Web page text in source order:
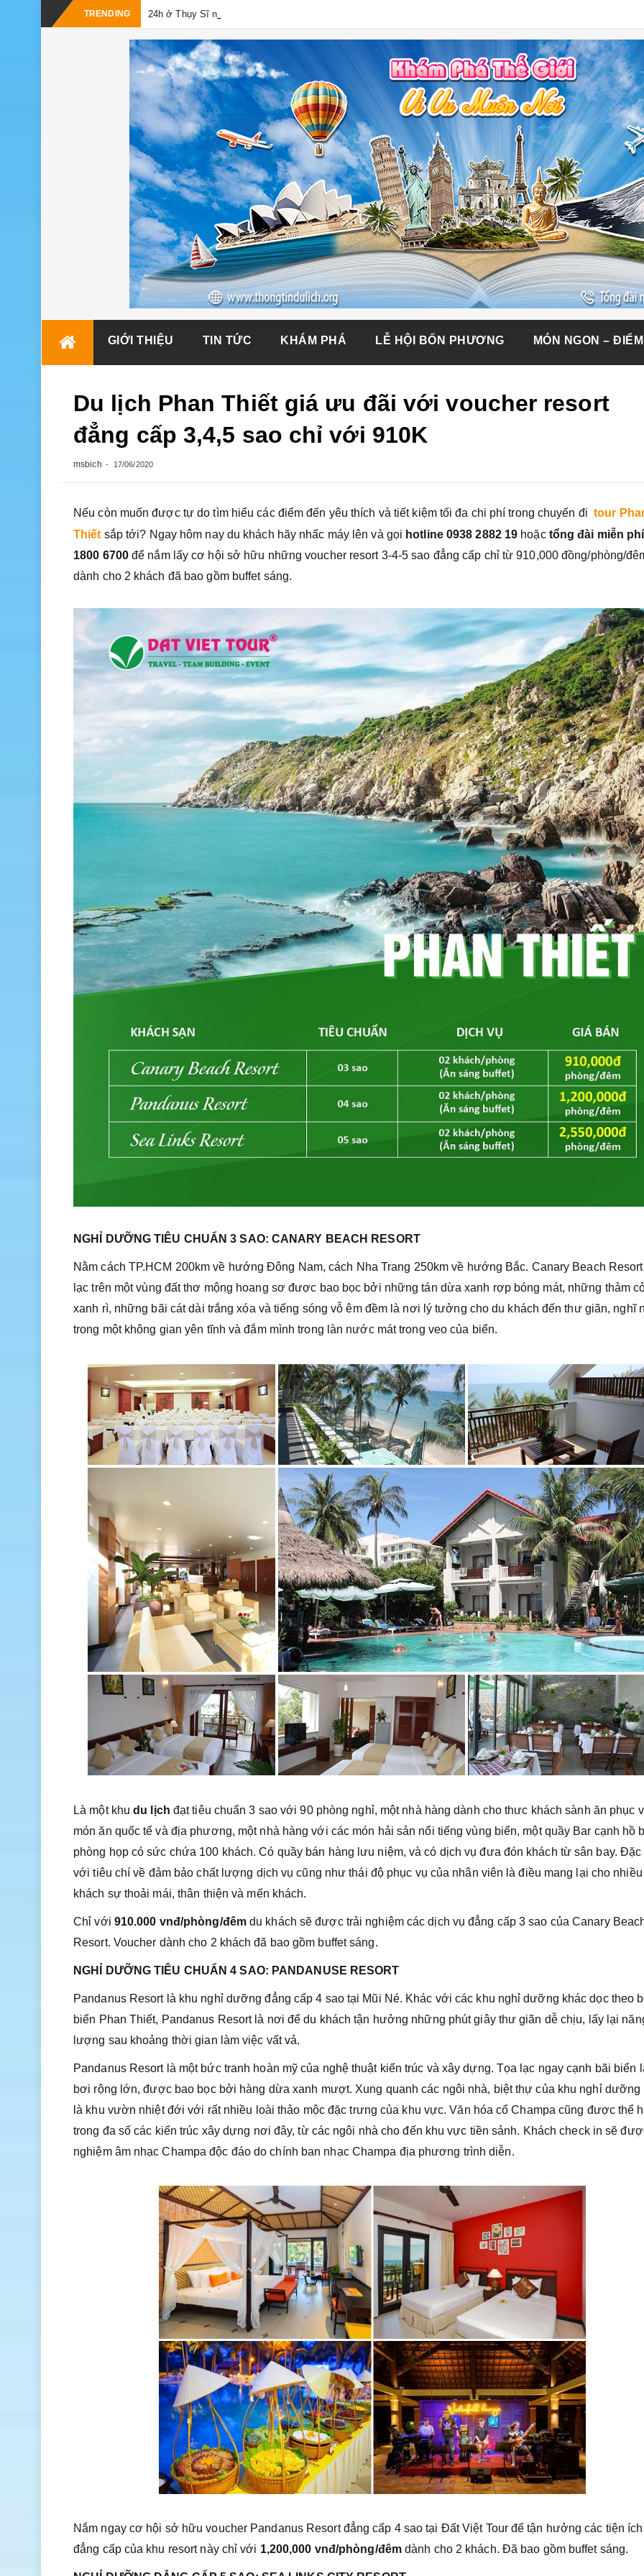
TRENDING 24h ở Thụy Sĩ nên đi đâu, chơi gì?
GIỚI THIỆU TIN TỨC KHÁM PHÁ LỄ HỘI BỐN PHƯƠNG MÓN NGON –
Du lịch Phan Thiết giá ưu đãi với voucher resort
đẳng cấp 3,4,5 sao chỉ với 910K
msbich 17/06/2020
Nếu còn muốn được tự do tìm hiểu các điểm đến yêu thích và tiết kiệm tối đa chi phí trong chuyến đi tour
Thiết sắp tới? Ngay hôm nay du khách hãy nhấc máy lên và gọi hotline 0938 2882 19 hoặc tổng đài miễn phí
1800 6700để nắm lấy cơ hội sở hữu những voucher resort 3-4-5 sao đẳng cấp chỉ từ 910,000 đồng/phòng/
dành cho 2 khách đã bao gồm buffet sáng.
NGHỈ DƯỠNG TIÊU CHUẨN 3 SAO: CANARY BEACH RESORT
Nằm cách TP.HCM 200km về hướng Đông Nam, cách Nha Trang 250km về hướng Bắc. Canary Beach
lạc trên một vùng đất thơ mộng hoang sơ được bao bọc bởi những tán dừa xanh rợp bóng mát, những thảm
xanh rì, những bãi cát dài trắng xóa và tiếng sóng vỗ êm đềm là nơi lý tưởng cho du khách đến thư giãn, nghĩ
trong một không gian yên tĩnh và đắm mình trong làn nước mát trong veo của biển.
Là một khudu lịch đạt tiêu chuẩn 3 sao với 90 phòng nghỉ, một nhà hàng dành cho thưc khách sành ăn phục
món ăn quốc tế và địa phương, một nhà hàng với các món hải sản nổi tiếng vùng biển, một quầy Bar cạnh hồ
phòng họp có sức chứa 100 khách. Có quầy bán hàng lưu niệm, và có dịch vụ đưa đón khách từ sân bay. Đặc
với tiêu chí về đảm bảo chất lượng dịch vụ cũng như thái độ phục vụ của nhân viên là điều mang lại cho
khách sự thoải mái, thân thiện và mến khách.
Chỉ với 910.000 vnđ/phòng/đêmdu khách sẽ được trải nghiệm các dịch vụ đẳng cấp 3 sao của Canary
Resort. Voucher dành cho 2 khách đã bao gồm buffet sáng.
NGHỈ DƯỠNG TIÊU CHUẨN 4 SAO: PANDANUSE RESORT
Pandanus Resort là khu nghỉ dưỡng đẳng cấp 4 sao tại Mũi Né. Khác với các khu nghỉ dưỡng khác dọc theo
biển Phan Thiết, Pandanus Resort là nơi để du khách tận hưởng những phút giây thư giãn dễ chịu, lấy lại
lượng sau khoảng thời gian làm việc vất vả.
Pandanus Resort là một bức tranh hoàn mỹ của nghệ thuật kiến trúc và xây dựng. Tọa lạc ngay cạnh bãi biển
bơi rộng lớn, được bao bọc bởi hàng dừa xanh mượt. Xung quanh các ngôi nhà, biệt thự của khu nghỉ dưỡng
là khu vườn nhiệt đới với rất nhiều loài thảo mộc đặc trưng của khu vực. Văn hóa cổ Champa cũng được thể
trong đa số các kiến trúc xây dựng nơi đây, từ các ngôi nhà cho đến khu vực tiền sảnh. Khách check in sẽ
nghiệm âm nhạc Champa độc đáo do chính ban nhạc Champa địa phương trình diễn.
Nắm ngay cơ hội sở hữu voucher Pandanus Resort đẳng cấp 4 sao tại Đất Việt Tour để tận hưởng các tiện ích
đẳng cấp của khu resort này chỉ với 1,200,000 vnđ/phòng/đêmdành cho 2 khách. Đã bao gồm buffet sáng.